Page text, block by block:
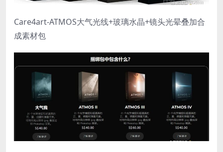
Care4art-ATMOS大气光线+玻璃水晶+镜头光晕叠加合
成素材包